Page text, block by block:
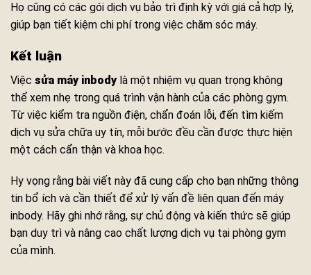
Họ cũng có các gói dịch vụ bảo trì định kỳ với giá cả hợp lý,
giúp bạn tiết kiệm chi phí trong việc chăm sóc máy.
Kết luận
Việc sửa máy inbodylà một nhiệm vụ quan trọng không
thể xem nhẹ trong quá trình vận hành của các phòng gym.
Từ việc kiểm tra nguồn điện, chẩn đoán lỗi, đến tìm kiếm
dịch vụ sửa chữa uy tín, mỗi bước đều cần được thực hiện
một cách cẩn thận và khoa học.
Hy vọng rằng bài viết này đã cung cấp cho bạn những thông
tin bổ ích và cần thiết để xử lý vấn đề liên quan đến máy
inbody. Hãy ghi nhớ rằng, sự chủ động và kiến thức sẽ giúp
bạn duy trì và nâng cao chất lượng dịch vụ tại phòng gym
của mình.